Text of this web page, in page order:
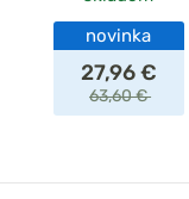
novinka
27,96 €
63,60 €